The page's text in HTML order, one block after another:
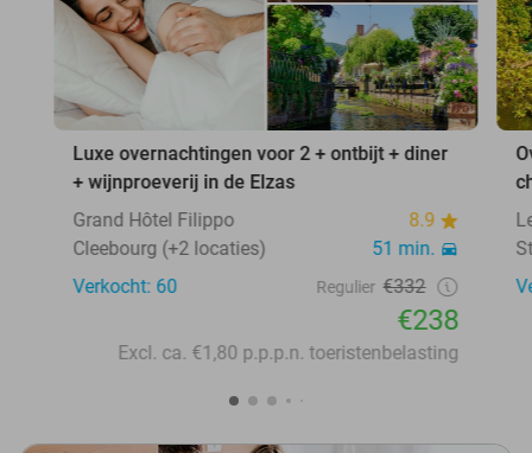
Luxe overnachtingen voor 2 + ontbijt + diner
+ wijnproeverij in de Elzas
Grand Hôtel Filippo
8.9
Cleebourg (+2 locaties)
51 min.
Verkocht: 60
Regulier €332
€238
Excl. ca. €1,80 p.p.p.n. toeristenbelasting